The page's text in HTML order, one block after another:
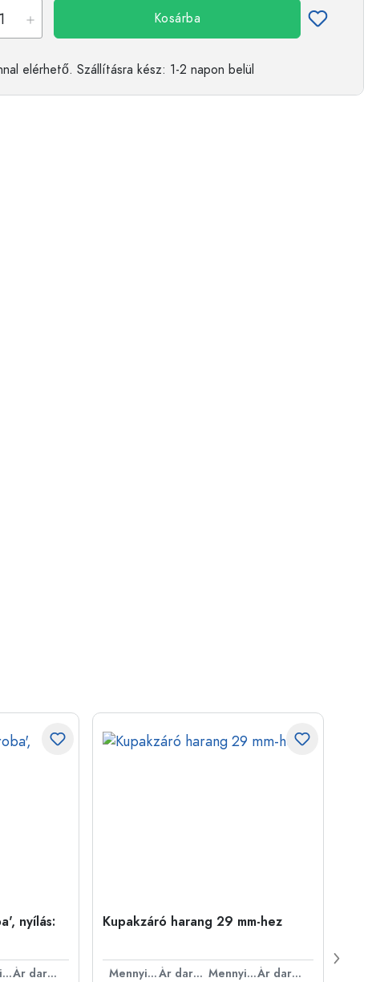
Kosárba
elérhető. Szállításra kész: 1-2 napon belül
nyílás:
Mennyiség
Ár darabonként
Kupakzáró harang 29 mm-hez
Mennyiség Ár darabonként Mennyiség
Ár darabonként